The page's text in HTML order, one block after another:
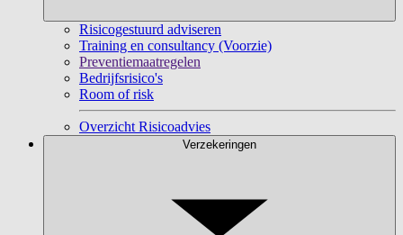
Risicogestuurd adviseren
Training en consultancy (Voorzie)
Preventiemaatregelen
Bedrijfsrisico's
Room of risk
Overzicht Risicoadvies
Verzekeringen